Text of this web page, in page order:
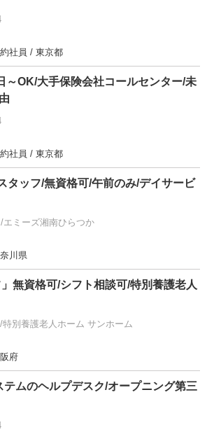
社員 / 東京都
～OK/大手保険会社コールセンター/未
社員 / 東京都
タッフ/無資格可/午前のみ/デイサービ
ミーズ湘南ひらつか
川県
」無資格可/シフト相談可/特別養護老人
別養護老人ホーム サンホーム
府
ムのヘルプデスク/オープニング第三